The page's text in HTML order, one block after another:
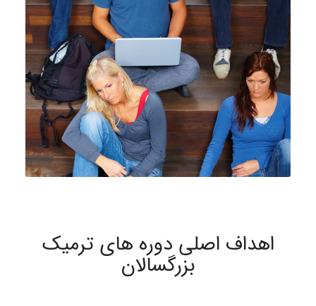
اهداف اصلی دوره های ترمیک
بزرگسالان